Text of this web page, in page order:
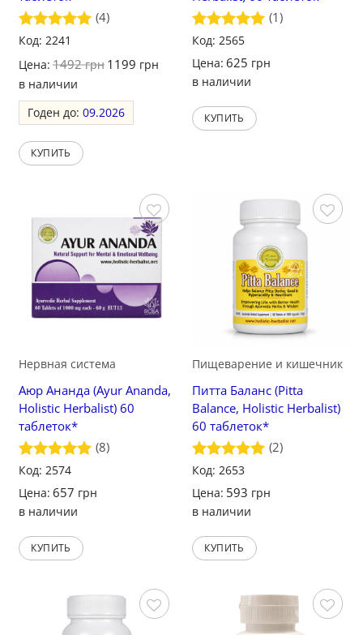
Оценка
(4)
Код: 2241
Цена: 1492грн 1199 грн
в наличии
Годен до:09.2026
КУПИТЬ
Оценка
(1)
Код: 2565
Цена: 625 грн
в наличии
КУПИТЬ
Сохранить
Нервная система
Аюр Ананда (Ayur Ananda,
Holistic Herbalist) 60
таблеток*
Оценка
(8)
Код: 2574
Цена: 657 грн
в наличии
КУПИТЬ
Сохранить
Пищеварение и кишечник
Питта Баланс (Pitta
Balance, Holistic Herbalist)
60 таблеток*
Оценка
(2)
Код: 2653
Цена: 593 грн
в наличии
КУПИТЬ